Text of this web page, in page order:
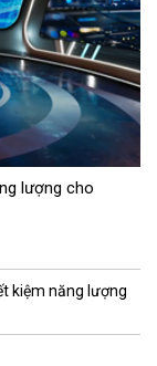
lượng cho
kiệm năng lượng